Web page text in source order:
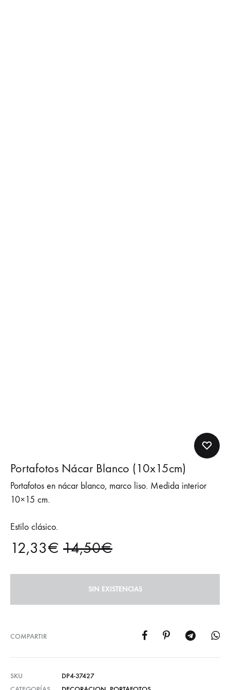
Portafotos Nácar Blanco (10x15cm)
Portafotos en nácar blanco, marco liso. Medida interior
10×15 cm.
Estilo clásico.
12,33€ 14,50€
SIN EXISTENCIAS
COMPARTIR
SKU
DP4-37427